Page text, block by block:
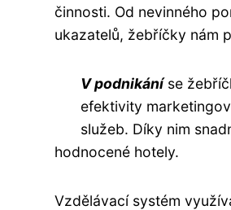
činnosti. Od nevinného
ukazatelů, žebříčky nám
V podnikáníse
efektivity
služeb. Díky nim
hodnocené hotely.
Vzdělávací systém